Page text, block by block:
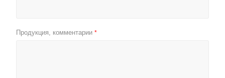
Продукция, комментарии *